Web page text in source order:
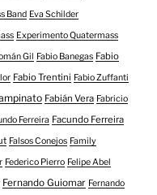
Band Eva Schilder
Experimento Quatermass
Gil Fabio Banegas Fabio
Fabio Trentini Fabio Zuffanti
Fabián Vera Fabricio
Ferreira Facundo Ferreira
Falsos Conejos Family
Federico Pierro Felipe Abel
Fernando Guiomar Fernando